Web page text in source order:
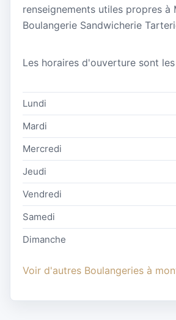
renseignements utiles propres à
Boulangerie Sandwicherie
Les horaires d'ouverture sont
Lundi
Mardi
Mercredi
Jeudi
Vendredi
Samedi
Dimanche
Voir d'autres Boulangeries à